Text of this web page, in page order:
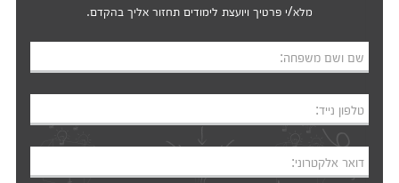
מלא/י פרטיך ויועצת לימודים תחזור אליך בהקדם.
שם ושם משפחה:
טלפון נייד:
דואר אלקטרוני: